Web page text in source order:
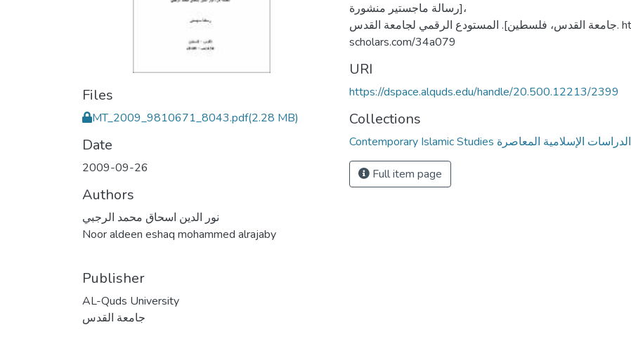
Files
MT_2009_9810671_8043.pdf(2.28 MB)
Date
2009-09-26
Authors
نور الدين اسحاق محمد الرجبي
Noor aldeen eshaq mohammed alrajaby
Publisher
AL-Quds University
جامعة القدس
[رسالة ماجستير منشورة،
جامعة القدس، فلسطين]. المستودع الرقمي لجامعة القدس. https://arab-
scholars.com/34a079
URI
https://dspace.alquds.edu/handle/20.500.12213/2399
Collections
Contemporary Islamic Studies الدراسات الإسلامية المعاصرة
Full item page